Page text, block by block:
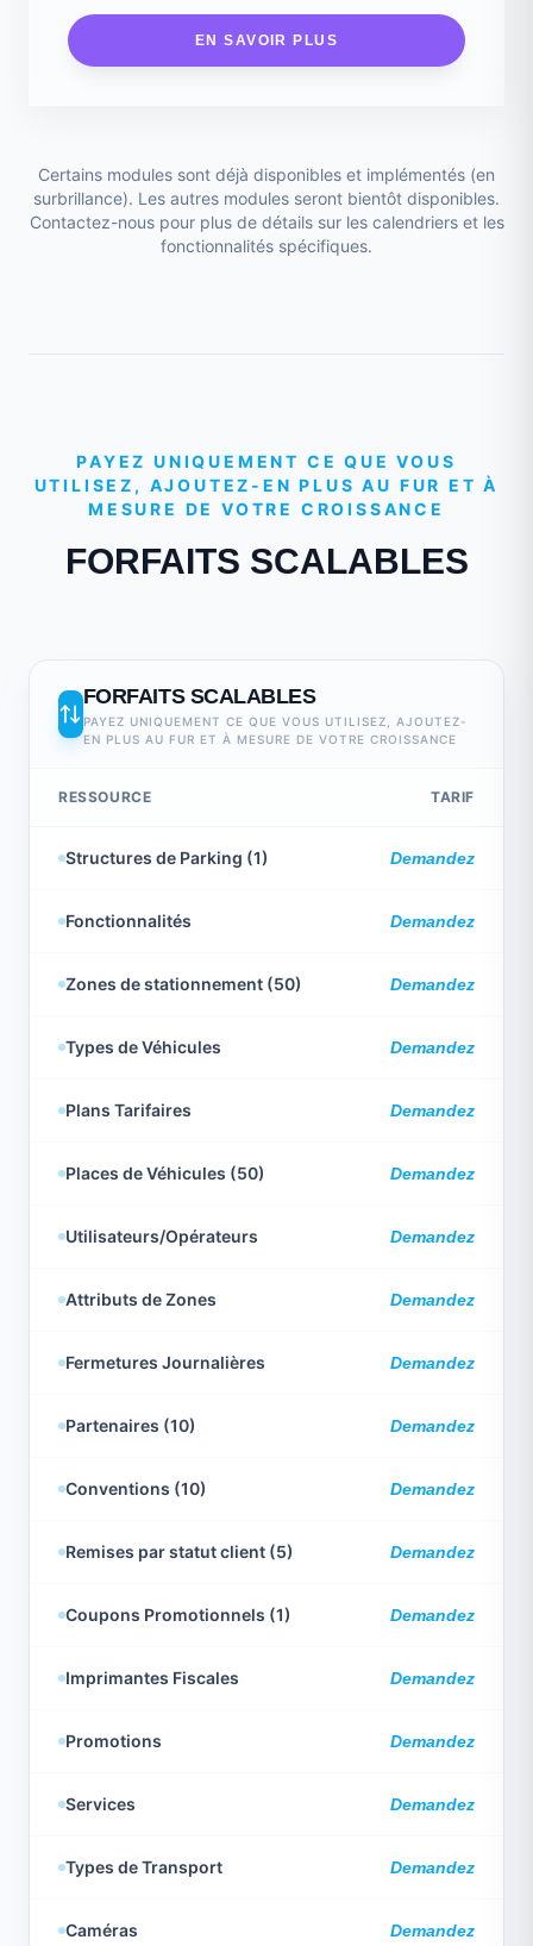
EN SAVOIR PLUS
Certains modules sont déjà disponibles et implémentés (en
surbrillance). Les autres modules seront bientôt disponibles.
Contactez-nous pour plus de détails sur les calendriers et les
fonctionnalités spécifiques.
PAYEZ UNIQUEMENT CE QUE VOUS
UTILISEZ, AJOUTEZ-EN PLUS AU FUR ET À
MESURE DE VOTRE CROISSANCE
FORFAITS SCALABLES
FORFAITS SCALABLES
PAYEZ UNIQUEMENT CE QUE VOUS UTILISEZ, AJOUTEZ-
EN PLUS AU FUR ET À MESURE DE VOTRE CROISSANCE
RESSOURCE TARIF
Structures de Parking (1) Demandez
Fonctionnalités Demandez
Zones de stationnement (50) Demandez
Types de Véhicules Demandez
Plans Tarifaires Demandez
Places de Véhicules (50) Demandez
Utilisateurs/Opérateurs Demandez
Attributs de Zones Demandez
Fermetures Journalières Demandez
Partenaires (10) Demandez
Conventions (10) Demandez
Remises par statut client (5) Demandez
Coupons Promotionnels (1) Demandez
Imprimantes Fiscales Demandez
Promotions Demandez
Services Demandez
Types de Transport Demandez
Caméras Demandez